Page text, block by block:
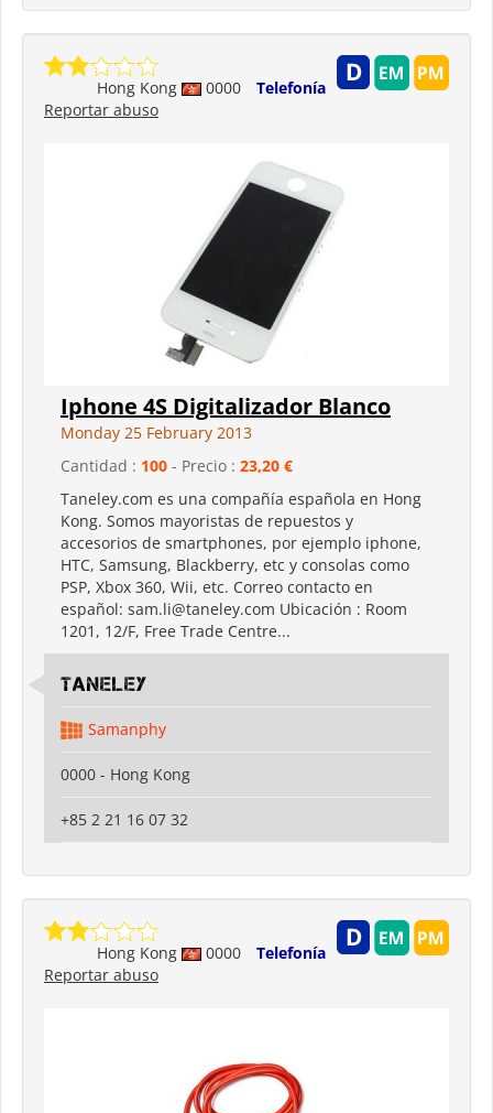
Hong Kong 0000
Telefonía
Reportar abuso
Iphone 4S Digitalizador Blanco
Monday 25 February 2013
Cantidad : 100 - Precio : 23,20 €
Taneley.com es una compañía española en Hong
Kong. Somos mayoristas de repuestos y
accesorios de smartphones, por ejemplo iphone,
HTC, Samsung, Blackberry, etc y consolas como
PSP, Xbox 360, Wii, etc. Correo contacto en
español: sam.li@taneley.com Ubicación : Room
1201, 12/F, Free Trade Centre...
Taneley
Samanphy
0000 - Hong Kong
+85 2 21 16 07 32
Hong Kong 0000
Telefonía
Reportar abuso